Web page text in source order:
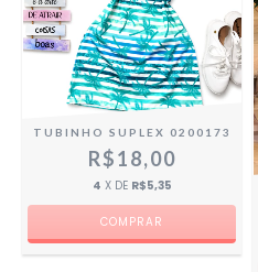
TUBINHO SUPLEX 0200173
R$18,00
4 X DE R$5,35